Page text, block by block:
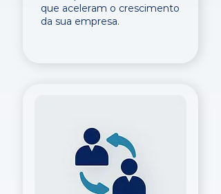
que aceleram o crescimento
da sua empresa.